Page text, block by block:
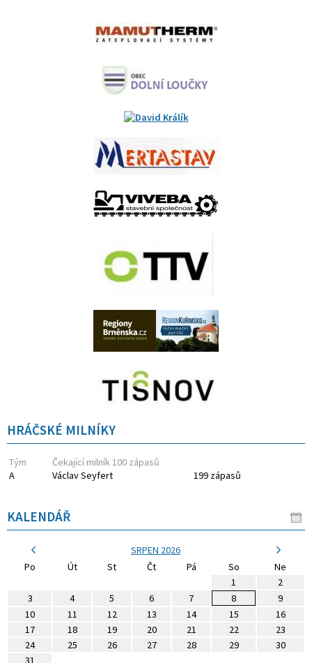
HRÁČSKÉ MILNÍKY
Tým
Čekající milník 100 zápasů
A
Václav Seyfert 199 zápasů
KALENDÁŘ
SRPEN 2026
Po
Út St Čt Pá So
Ne
1
2
3
4 5 6 7 8
9
10
11 12 13 14 15
16
17
18 19 20 21 22
23
24
25 26 27 28 29
30
31